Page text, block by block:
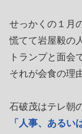
せっかくの１月
慌てて岩屋毅の
トランプと面会
それが会食の理
石破茂はテレ朝
「人事、あるい